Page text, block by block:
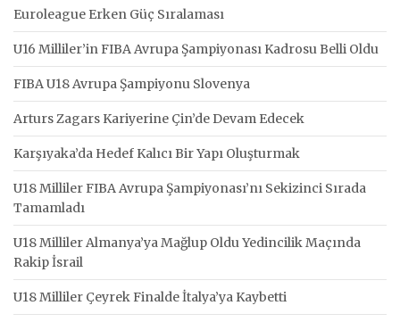
Euroleague Erken Güç Sıralaması
U16 Milliler’in FIBA Avrupa Şampiyonası Kadrosu Belli Oldu
FIBA U18 Avrupa Şampiyonu Slovenya
Arturs Zagars Kariyerine Çin’de Devam Edecek
Karşıyaka’da Hedef Kalıcı Bir Yapı Oluşturmak
U18 Milliler FIBA Avrupa Şampiyonası’nı Sekizinci Sırada
Tamamladı
U18 Milliler Almanya’ya Mağlup Oldu Yedincilik Maçında
Rakip İsrail
U18 Milliler Çeyrek Finalde İtalya’ya Kaybetti